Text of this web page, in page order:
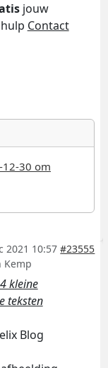
jouw
Contact
2021 10:57 #23555
Kemp
kleine
teksten
Blog